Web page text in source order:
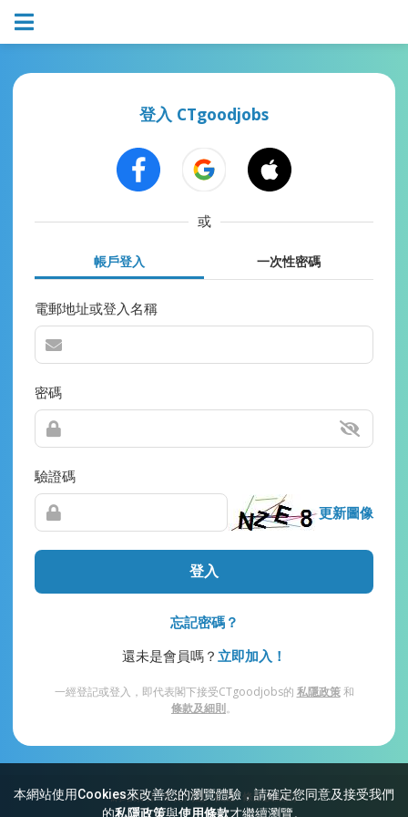
本網站使用Cookies來改善您的瀏覽體驗，請確定您同意及接受我們
的私隱政策與使用條款才繼續瀏覽。
登入 CTgoodjobs
或
帳戶登入 一次性密碼
電郵地址或登入名稱
密碼
驗證碼
更新圖像
登入
忘記密碼？
還未是會員嗎？ 立即加入！
一經登記或登入，即代表閣下接受CTgoodjobs的 私隱政策和
條款及細則。
網站索引 常見問題 私隱 條款及細則